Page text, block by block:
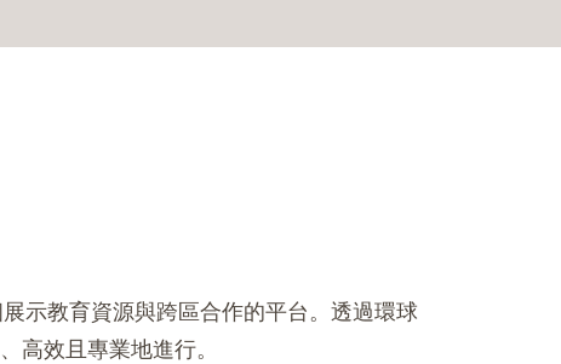
示教育資源與跨區合作的平台。透過環球
高效且專業地進行。